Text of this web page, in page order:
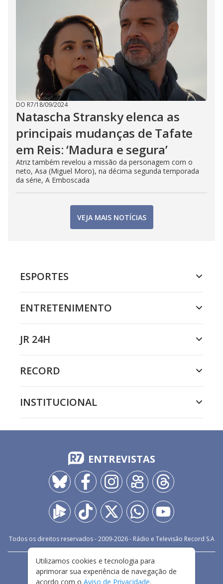
DO R7/18/09/2024
Natascha Stransky elenca as
principais mudanças de Tafate
em Reis: ‘Madura e segura’
Atriz também revelou a missão da personagem com o
neto, Asa (Miguel Moro), na décima segunda temporada
da série, A Emboscada
VEJA MAIS NOTÍCIAS
ESPORTES
ENTRETENIMENTO
JR 24H
RECORD
INSTITUCIONAL
ENTREVISTAS
Todos os direitos reservados - 2009-2026- Rádio e Televisão Record S.A
FALE CONOSCO
PRIVACIDADE
TERMOS E CONDIÇÕES DE USO
Utilizamos cookies e tecnologia para
aprimorar sua experiência de navegação de
acordo com o Aviso de Privacidade.